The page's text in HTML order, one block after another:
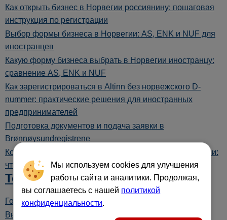
Как открыть бизнес в Норвегии россиянину: пошаговая
инструкция по регистрации
Выбор формы бизнеса в Норвегии: AS, ENK и NUF для
иностранцев
Какую форму бизнеса выбрать в Норвегии иностранцу:
сравнение AS, ENK и NUF
Как зарегистрироваться в Altinn без норвежского D-
nummer: практические решения для иностранных
предпринимателей
Подготовка документов и подача заявки в
Brønnøysundregistrene
Короткая инструкция по отчётности бизнеса в Норвегии:
что сдавать ENK и AS
Тесты
Готовы ли вы открыть бизнес в Норвегии?
Выбор организационно-правовой формы бизнеса в
Мы используем cookies для улучшения
работы сайта и аналитики. Продолжая,
вы соглашаетесь с нашей политикой
конфиденциальности.